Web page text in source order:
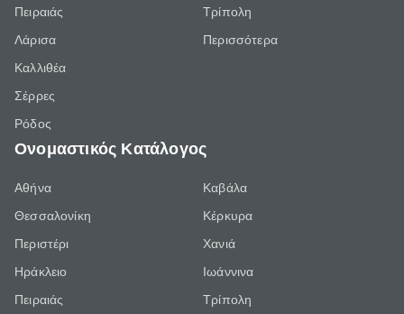
Πειραιάς
Λάρισα
Καλλιθέα
Σέρρες
Ρόδος
Τρίπολη
Περισσότερα
Ονομαστικός Κατάλογος
Αθήνα
Θεσσαλονίκη
Περιστέρι
Ηράκλειο
Πειραιάς
Καβάλα
Κέρκυρα
Χανιά
Ιωάννινα
Τρίπολη